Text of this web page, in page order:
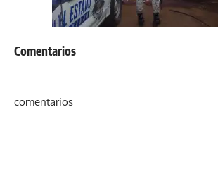
Comentarios
comentarios